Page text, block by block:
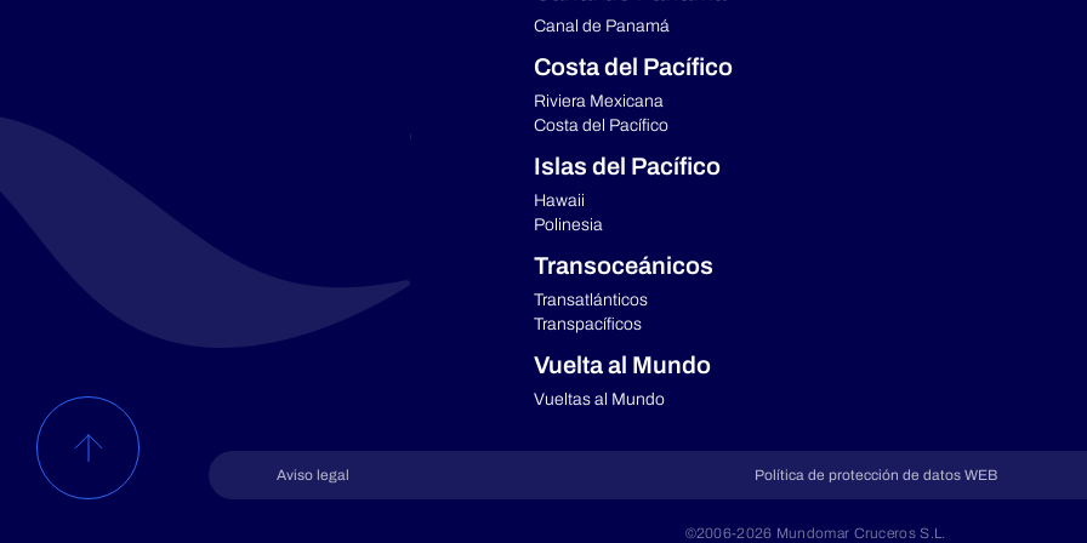
Canal de Panamá
Costa del Pacífico
Riviera Mexicana
Costa del Pacífico
Islas del Pacífico
Hawaii
Polinesia
Transoceánicos
Transatlánticos
Transpacíficos
Vuelta al Mundo
Vueltas al Mundo
Aviso legal Política de protección de datos WEB
©2006-2026 Mundomar Cruceros S.L.